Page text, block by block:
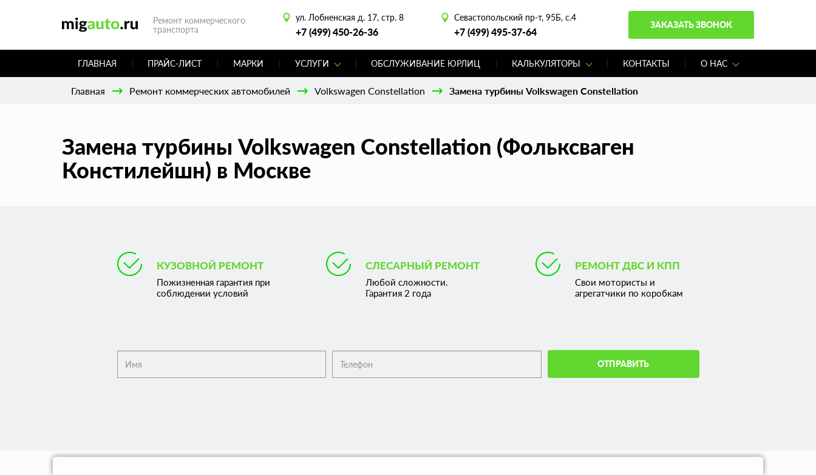
Ремонт коммерческого
транспорта
ул. Лобненская д. 17, стр. 8
+7 (499) 450-26-36
Севастопольский пр-т, 95Б, с.4
+7 (499) 495-37-64
ЗАКАЗАТЬ ЗВОНОК
ГЛАВНАЯ ПРАЙС-ЛИСТ МАРКИ УСЛУГИ ОБСЛУЖИВАНИЕ ЮРЛИЦ КАЛЬКУЛЯТОРЫ КОНТАКТЫ О НАС
Главная Ремонт коммерческих автомобилей Volkswagen Constellation Замена турбины Volkswagen Constellation
Замена турбины Volkswagen Constellation (Фольксваген
Констилейшн) в Москве
КУЗОВНОЙ РЕМОНТ
Пожизненная гарантия при
соблюдении условий
СЛЕСАРНЫЙ РЕМОНТ
Любой сложности.
Гарантия 2 года
РЕМОНТ ДВС И КПП
Свои мотористы и
агрегатчики по коробкам
ОТПРАВИТЬ